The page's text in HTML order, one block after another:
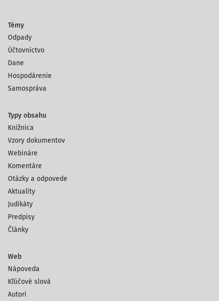
Témy
Odpady
Účtovníctvo
Dane
Hospodárenie
Samospráva
Typy obsahu
Knižnica
Vzory dokumentov
Webináre
Komentáre
Otázky a odpovede
Aktuality
Judikáty
Predpisy
Články
Web
Nápoveda
Kľúčové slová
Autori